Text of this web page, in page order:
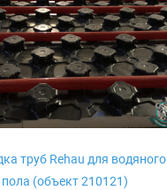
труб Rehau для водяного
пола (объект 210121)